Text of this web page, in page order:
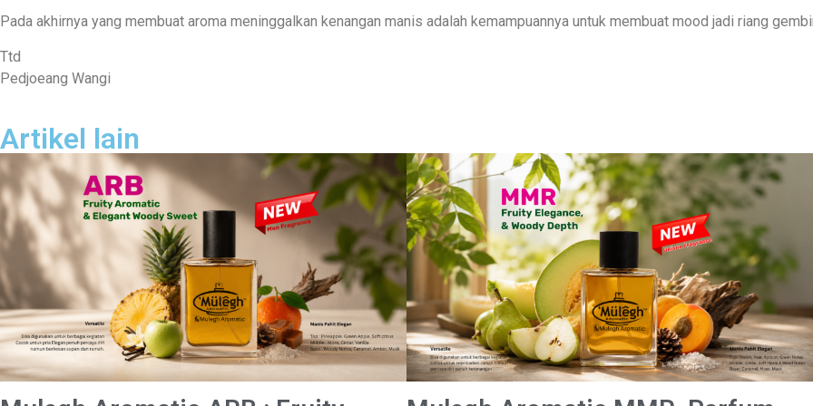
Pada akhirnya yang membuat aroma meninggalkan kenangan manis adalah kemampuannya untuk membuat mood jadi riang
Ttd
Pedjoeang Wangi
Artikel lain